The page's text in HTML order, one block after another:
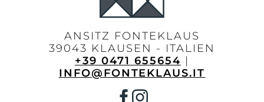
ANSITZ FONTEKLAUS
39043 KLAUSEN - ITALIEN
+39 0471 655654 |
INFO@FONTEKLAUS.IT